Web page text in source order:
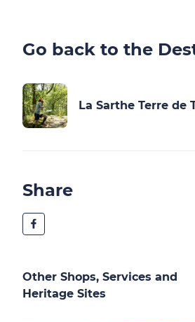
Go back to the
La Sarthe Terre de
Share
Other Shops, Services and
Heritage Sites